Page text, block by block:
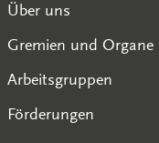
Über uns
Gremien und Organe
Arbeitsgruppen
Förderungen